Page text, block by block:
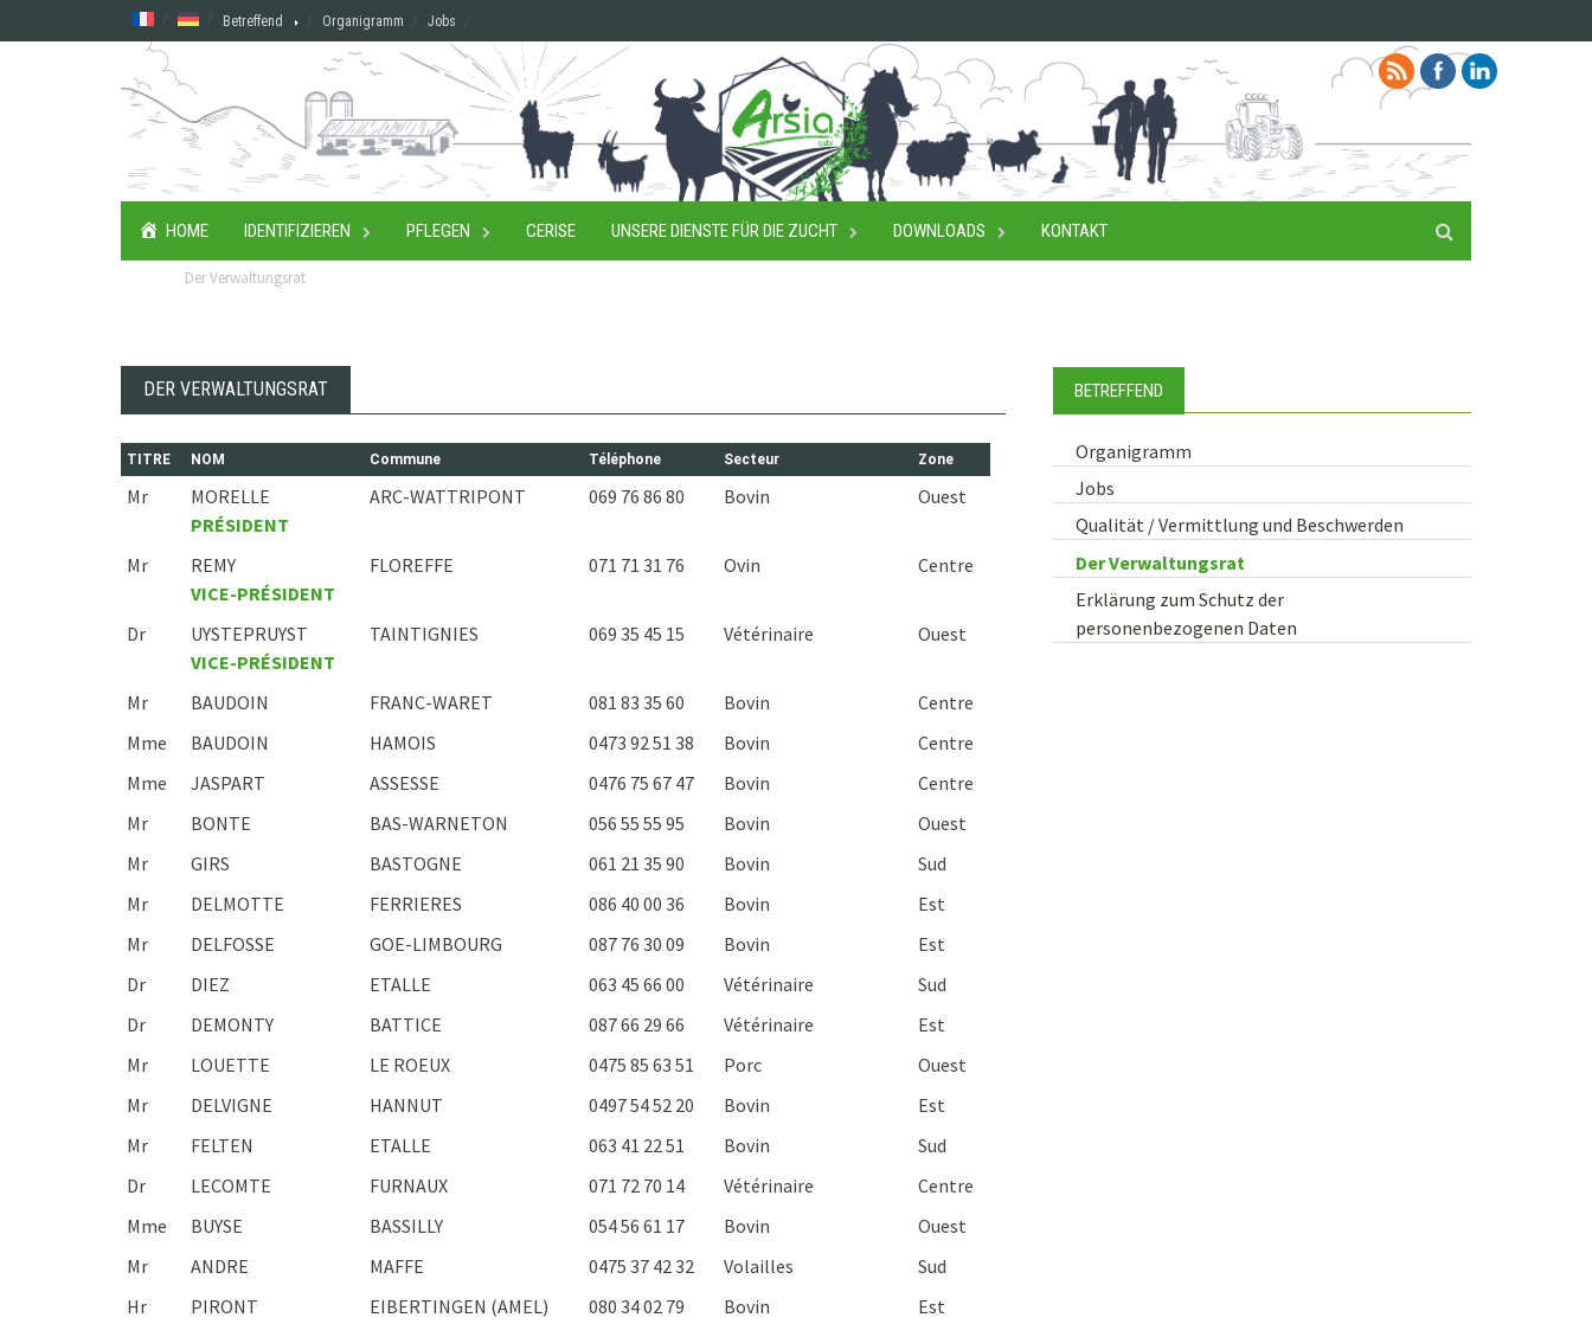
to
Betreffend Organigramm Jobs
HOME IDENTIFIZIEREN PFLEGEN CERISE UNSERE DIENSTE FÜR DIE ZUCHT DOWNLOADS KONTAKT
Der Verwaltungsrat
DER VERWALTUNGSRAT
TITRE NOM Commune Téléphone Secteur Zone
Mr
MORELLE
PRÉSIDENT
ARC-WATTRIPONT 069 76 86 80 Bovin Ouest
Mr
REMY
VICE-PRÉSIDENT
FLOREFFE 071 71 31 76 Ovin Centre
Dr
UYSTEPRUYST
VICE-PRÉSIDENT
TAINTIGNIES 069 35 45 15 Vétérinaire Ouest
Mr BAUDOIN FRANC-WARET 081 83 35 60 Bovin
Centre
Mme
BAUDOIN HAMOIS 0473 92 51 38 Bovin
Centre
Mme
JASPART ASSESSE 0476 75 67 47 Bovin
Centre
Mr
BONTE BAS-WARNETON 056 55 55 95 Bovin
Ouest
Mr
GIRS BASTOGNE 061 21 35 90 Bovin
Sud
Mr
DELMOTTE FERRIERES 086 40 00 36 Bovin
Est
Mr
DELFOSSE GOE-LIMBOURG 087 76 30 09 Bovin
Est
Dr
DIEZ ETALLE 063 45 66 00 Vétérinaire
Sud
Dr
DEMONTY BATTICE 087 66 29 66 Vétérinaire
Est
Mr
LOUETTE LE ROEUX 0475 85 63 51 Porc
Ouest
Mr
DELVIGNE HANNUT 0497 54 52 20 Bovin
Est
Mr
FELTEN ETALLE 063 41 22 51 Bovin
Sud
Dr
LECOMTE FURNAUX 071 72 70 14 Vétérinaire
Centre
Mme
BUYSE BASSILLY 054 56 61 17 Bovin
Ouest
Mr
ANDRE MAFFE 0475 37 42 32 Volailles
Sud
Hr
PIRONT EIBERTINGEN (AMEL) 080 34 02 79 Bovin
Est
BETREFFEND
Organigramm
Jobs
Qualität / Vermittlung und Beschwerden
Der Verwaltungsrat
Erklärung zum Schutz der
personenbezogenen Daten